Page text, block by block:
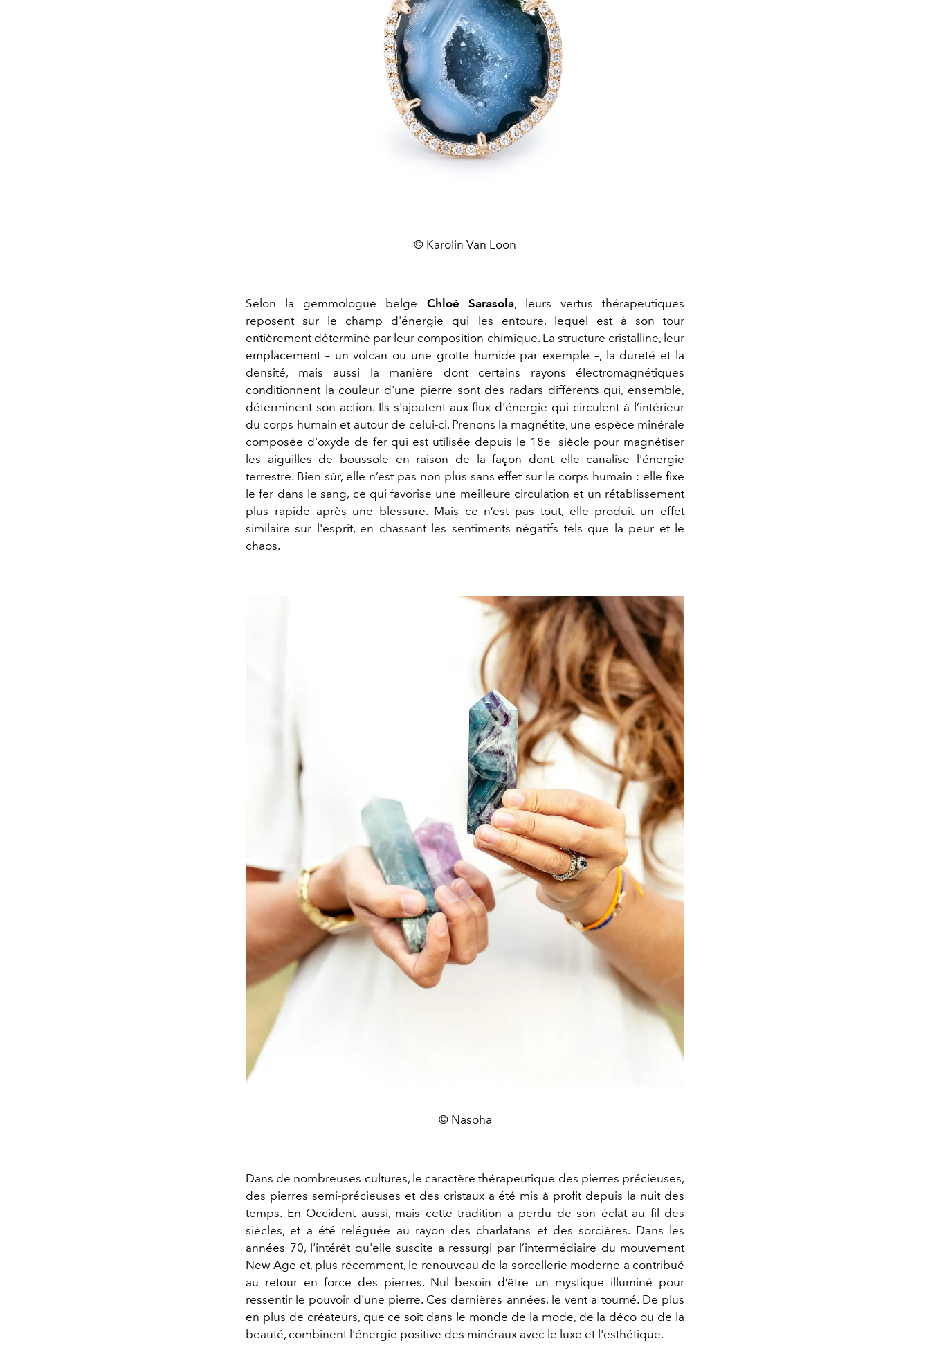
© Karolin Van Loon
Selon la gemmologue belge Chloé Sarasola, leurs vertus thérapeutiques
reposent sur le champ d'énergie qui les entoure, lequel est à son tour
entièrement déterminé par leur composition chimique. La structure cristalline, leur
emplacement – un volcan ou une grotte humide par exemple –, la dureté et la
densité, mais aussi la manière dont certains rayons électromagnétiques
conditionnent la couleur d'une pierre sont des radars différents qui, ensemble,
déterminent son action. Ils s'ajoutent aux flux d'énergie qui circulent à l’intérieur
du corps humain et autour de celui-ci. Prenons la magnétite, une espèce minérale
composée d'oxyde de fer qui est utilisée depuis le 18e siècle pour magnétiser
les aiguilles de boussole en raison de la façon dont elle canalise l'énergie
terrestre. Bien sûr, elle n’est pas non plus sans effet sur le corps humain : elle fixe
le fer dans le sang, ce qui favorise une meilleure circulation et un rétablissement
plus rapide après une blessure. Mais ce n’est pas tout, elle produit un effet
similaire sur l'esprit, en chassant les sentiments négatifs tels que la peur et le
chaos.
© Nasoha
Dans de nombreuses cultures, le caractère thérapeutique des pierres précieuses,
des pierres semi-précieuses et des cristaux a été mis à profit depuis la nuit des
temps. En Occident aussi, mais cette tradition a perdu de son éclat au fil des
siècles, et a été reléguée au rayon des charlatans et des sorcières. Dans les
années 70, l'intérêt qu'elle suscite a ressurgi par l’intermédiaire du mouvement
New Age et, plus récemment, le renouveau de la sorcellerie moderne a contribué
au retour en force des pierres. Nul besoin d’être un mystique illuminé pour
ressentir le pouvoir d'une pierre. Ces dernières années, le vent a tourné. De plus
en plus de créateurs, que ce soit dans le monde de la mode, de la déco ou de la
beauté, combinent l'énergie positive des minéraux avec le luxe et l'esthétique.